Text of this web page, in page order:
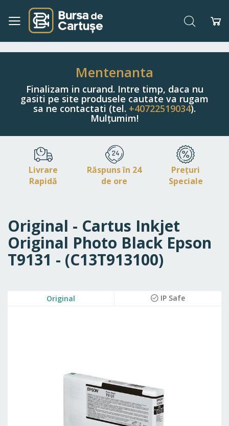
Navigați
Conținut
Căutare
Mentenanta
Finalizam in curand. Intre timp, daca nu
gasiti pe site produsele cautate va rugam
sa ne contactati (tel. +40722519034).
Mulțumim!
Livrare
Rapidă
Răspuns în 24
de ore
Prețuri
Speciale
Original - Cartus Inkjet
Original Photo Black Epson
T9131 - (C13T913100)
Original IP Safe